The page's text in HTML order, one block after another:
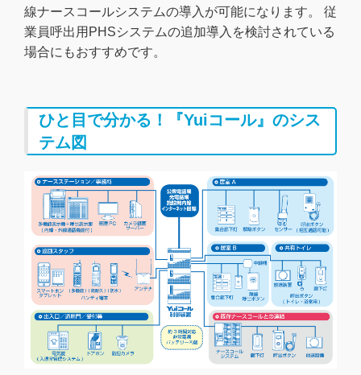
線ナースコールシステムの導入が可能になります。 従
業員呼出用PHSシステムの追加導入を検討されている
場合にもおすすめです。
ひと目で分かる！『Yuiコール』のシス
テム図